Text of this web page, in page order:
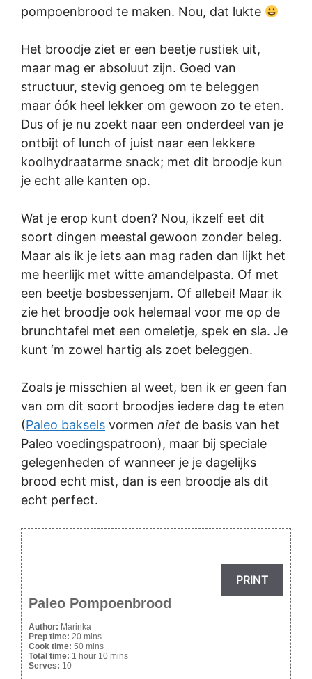
pompoenbrood te maken. Nou, dat lukte
Het broodje ziet er een beetje rustiek uit,
maar mag er absoluut zijn. Goed van
structuur, stevig genoeg om te beleggen
maar óók heel lekker om gewoon zo te eten.
Dus of je nu zoekt naar een onderdeel van je
ontbijt of lunch of juist naar een lekkere
koolhydraatarme snack; met dit broodje kun
je echt alle kanten op.
Wat je erop kunt doen? Nou, ikzelf eet dit
soort dingen meestal gewoon zonder beleg.
Maar als ik je iets aan mag raden dan lijkt het
me heerlijk met witte amandelpasta. Of met
een beetje bosbessenjam. Of allebei! Maar ik
zie het broodje ook helemaal voor me op de
brunchtafel met een omeletje, spek en sla. Je
kunt ‘m zowel hartig als zoet beleggen.
Zoals je misschien al weet, ben ik er geen fan
van om dit soort broodjes iedere dag te eten
(Paleo baksels vormen niet de basis van het
Paleo voedingspatroon), maar bij speciale
gelegenheden of wanneer je je dagelijks
brood echt mist, dan is een broodje als dit
echt perfect.
PRINT
Paleo Pompoenbrood
Author: Marinka
Prep time: 20 mins
Cook time: 50 mins
Total time: 1 hour 10 mins
Serves: 10